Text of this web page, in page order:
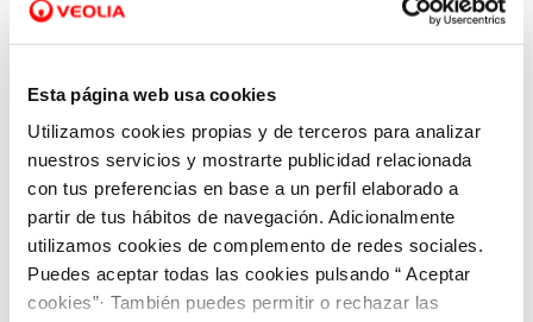
Esta página web usa cookies
Utilizamos cookies propias y de terceros para analizar
nuestros servicios y mostrarte publicidad relacionada
con tus preferencias en base a un perfil elaborado a
partir de tus hábitos de navegación. Adicionalmente
utilizamos cookies de complemento de redes sociales.
Puedes aceptar todas las cookies pulsando “ Aceptar
cookies”· También puedes permitir o rechazar las
23 ENE 2024
Hidrogea organiza la primera Mesa Técnica
del Mar Menor